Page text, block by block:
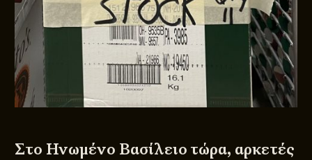
Στο Ηνωμένο Βασίλειο τώρα, αρκετές